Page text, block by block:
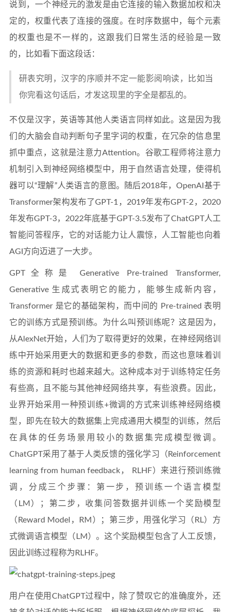
说到，一个神经元的激发是由它连接的输入数据加权和决
定的，权重代表了连接的强度。在时序数据中，每个元素
的权重也是不一样的，这跟我们日常生活的经验是一致
的，比如看下面这段话：
研表究明，汉字的序顺并不定一能影阅响读，比如当
你完看这句话后，才发这现里的字全是都乱的。
不仅是汉字，英语等其他人类语言同样如此。这是因为我
们的大脑会自动判断句子里字词的权重，在冗杂的信息里
抓中重点，这就是注意力Attention。谷歌工程师将注意力
机制引入到神经网络模型中，用于自然语言处理，使得机
器可以“理解”人类语言的意图。随后2018年，OpenAI基于
Transformer架构发布了GPT-1，2019年发布GPT-2，2020
年发布GPT-3，2022年底基于GPT-3.5发布了ChatGPT人工
智能问答程序，它的对话能力让人震惊，人工智能也向着
AGI方向迈进了一大步。
GPT全称是 Generative Pre-trained Transformer,
Generative 生成式表明它的能力，能够生成新内容，
Transformer 是它的基础架构，而中间的 Pre-trained 表明
它的训练方式是预训练。为什么叫预训练呢？这是因为，
从AlexNet开始，人们为了取得更好的效果，在神经网络训
练中开始采用更大的数据和更多的参数，而这也意味着训
练的资源和耗时也越来越大。这种成本对于训练特定任务
有些高，且不能与其他神经网络共享，有些浪费。因此，
业界开始采用一种预训练+微调的方式来训练神经网络模
型，即先在较大的数据集上完成通用大模型的训练，然后
在具体的任务场景用较小的数据集完成模型微调。
ChatGPT采用了基于人类反馈的强化学习（Reinforcement
learning from human feedback， RLHF）来进行预训练微
调，分成三个步骤：第一步，预训练一个语言模型
（LM）；第二步，收集问答数据并训练一个奖励模型
（Reward Model，RM）；第三步，用强化学习（RL）方
式微调语言模型（LM）。这个奖励模型包含了人工反馈，
因此训练过程称为RLHF。
用户在使用ChatGPT过程中，除了赞叹它的准确度外，还